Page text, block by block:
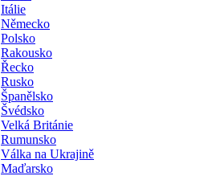
Itálie
Německo
Polsko
Rakousko
Řecko
Rusko
Španělsko
Švédsko
Velká Británie
Rumunsko
Válka na Ukrajině
Maďarsko